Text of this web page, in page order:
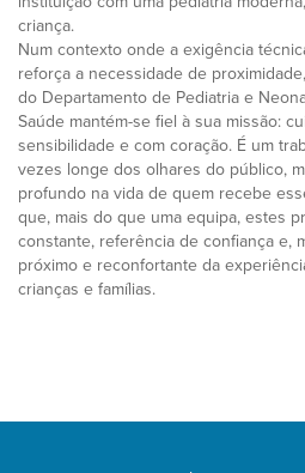
criança.
Num contexto onde a exigência
reforça a necessidade de
do Departamento de Pediatria e
Saúde mantém-se fiel à sua missão:
sensibilidade e com coração. É um
vezes longe dos olhares do público,
profundo na vida de quem recebe
que, mais do que uma equipa, estes
constante, referência de confiança e,
próximo e reconfortante da
crianças e famílias.